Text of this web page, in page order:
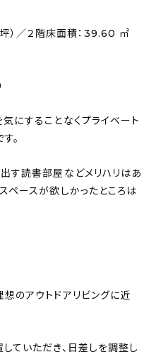
）／２階床面積：39.60 ㎡
にすることなくプライベート
。
す読書部屋などメリハリはあ
ペースが欲しかったところは
のアウトドアリビングに近
ていただき、日差しを調整し